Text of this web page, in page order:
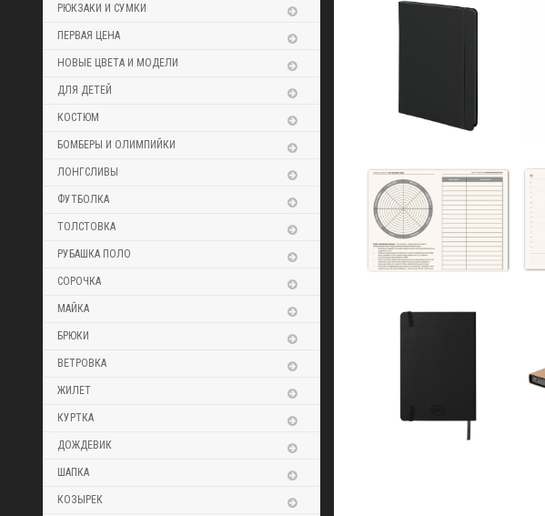
РЮКЗАКИ И СУМКИ
ПЕРВАЯ ЦЕНА
НОВЫЕ ЦВЕТА И МОДЕЛИ
ДЛЯ ДЕТЕЙ
КОСТЮМ
БОМБЕРЫ И ОЛИМПИЙКИ
ЛОНГСЛИВЫ
ФУТБОЛКА
ТОЛСТОВКА
РУБАШКА ПОЛО
СОРОЧКА
МАЙКА
БРЮКИ
ВЕТРОВКА
ЖИЛЕТ
КУРТКА
ДОЖДЕВИК
ШАПКА
КОЗЫРЕК